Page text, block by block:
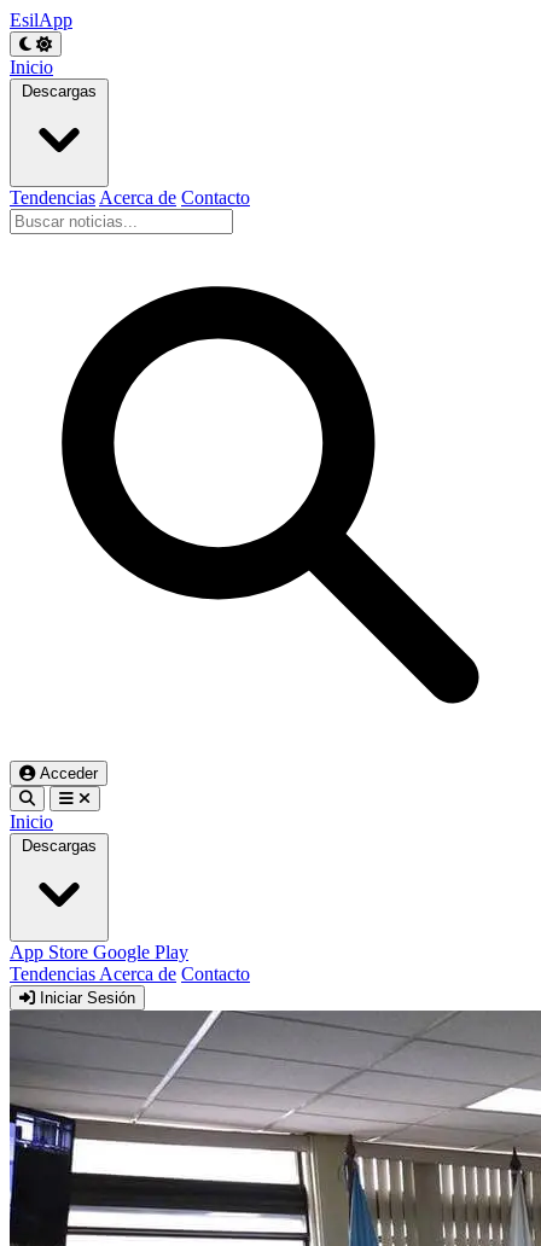
EsilApp
Inicio
Descargas
Tendencias Acerca de Contacto
Acceder
Inicio
Descargas
App Store Google Play
Tendencias Acerca de Contacto
Iniciar Sesión